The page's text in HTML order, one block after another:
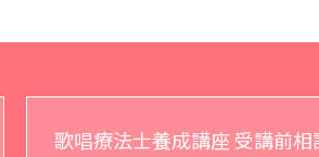
歌唱療法士養成講座 受講前相